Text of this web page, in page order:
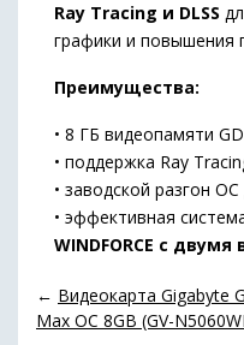
Ray Tracing и DLSS
графики и повышения
Преимущества:
• 8 ГБ видеопамяти
• поддержка Ray
• заводской разгон OC
• эффективная
WINDFORCE с двумя
← Видеокарта Gigabyte
Max OC 8GB (GV-